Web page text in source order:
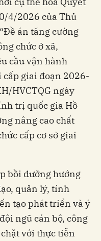
4/2026 của Thủ
án tăng cường
chức ở xã,
cầu vận hành
giai đoạn 2026-
HVCTQG ngày
trị quốc gia Hồ
nâng cao chất
cấp cơ sở giai
bồi dưỡng hướng
quản lý, tính
tạo phát triển và ý
ngũ cán bộ, công
với thực tiễn